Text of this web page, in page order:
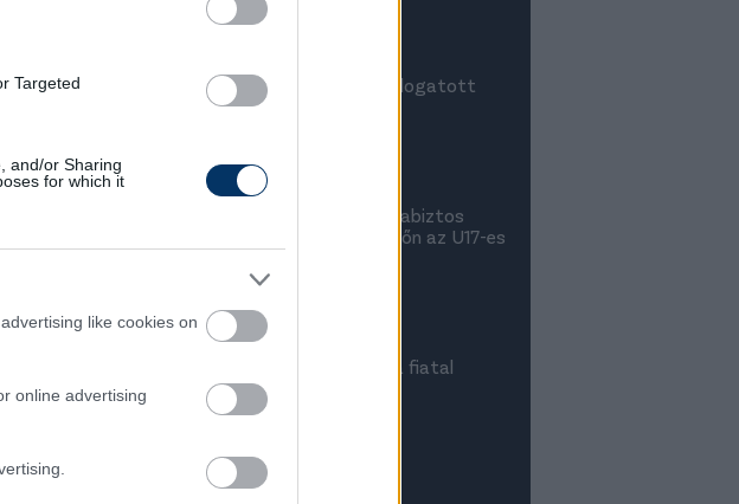
Targeted
and/or Sharing
for which it
like cookies on
online advertising
magabiztosan nyerte az U17-es válogatott
UTÁNPÓTLÁS-VÁLOGATOTTAK
Csak a különbség volt kérdés: Magabiztos
győzelemmel rajtolt az Eb-selejtezőn az U17-es
válogatott
A BL-góllövőlista dobogóján zárt a fiatal
magyar csatár